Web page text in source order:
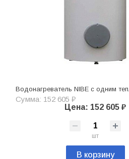
Водонагреватель NIBE с одним
Сумма: 152 605 ₽
Цена: 152 605 ₽
шт
В корзину